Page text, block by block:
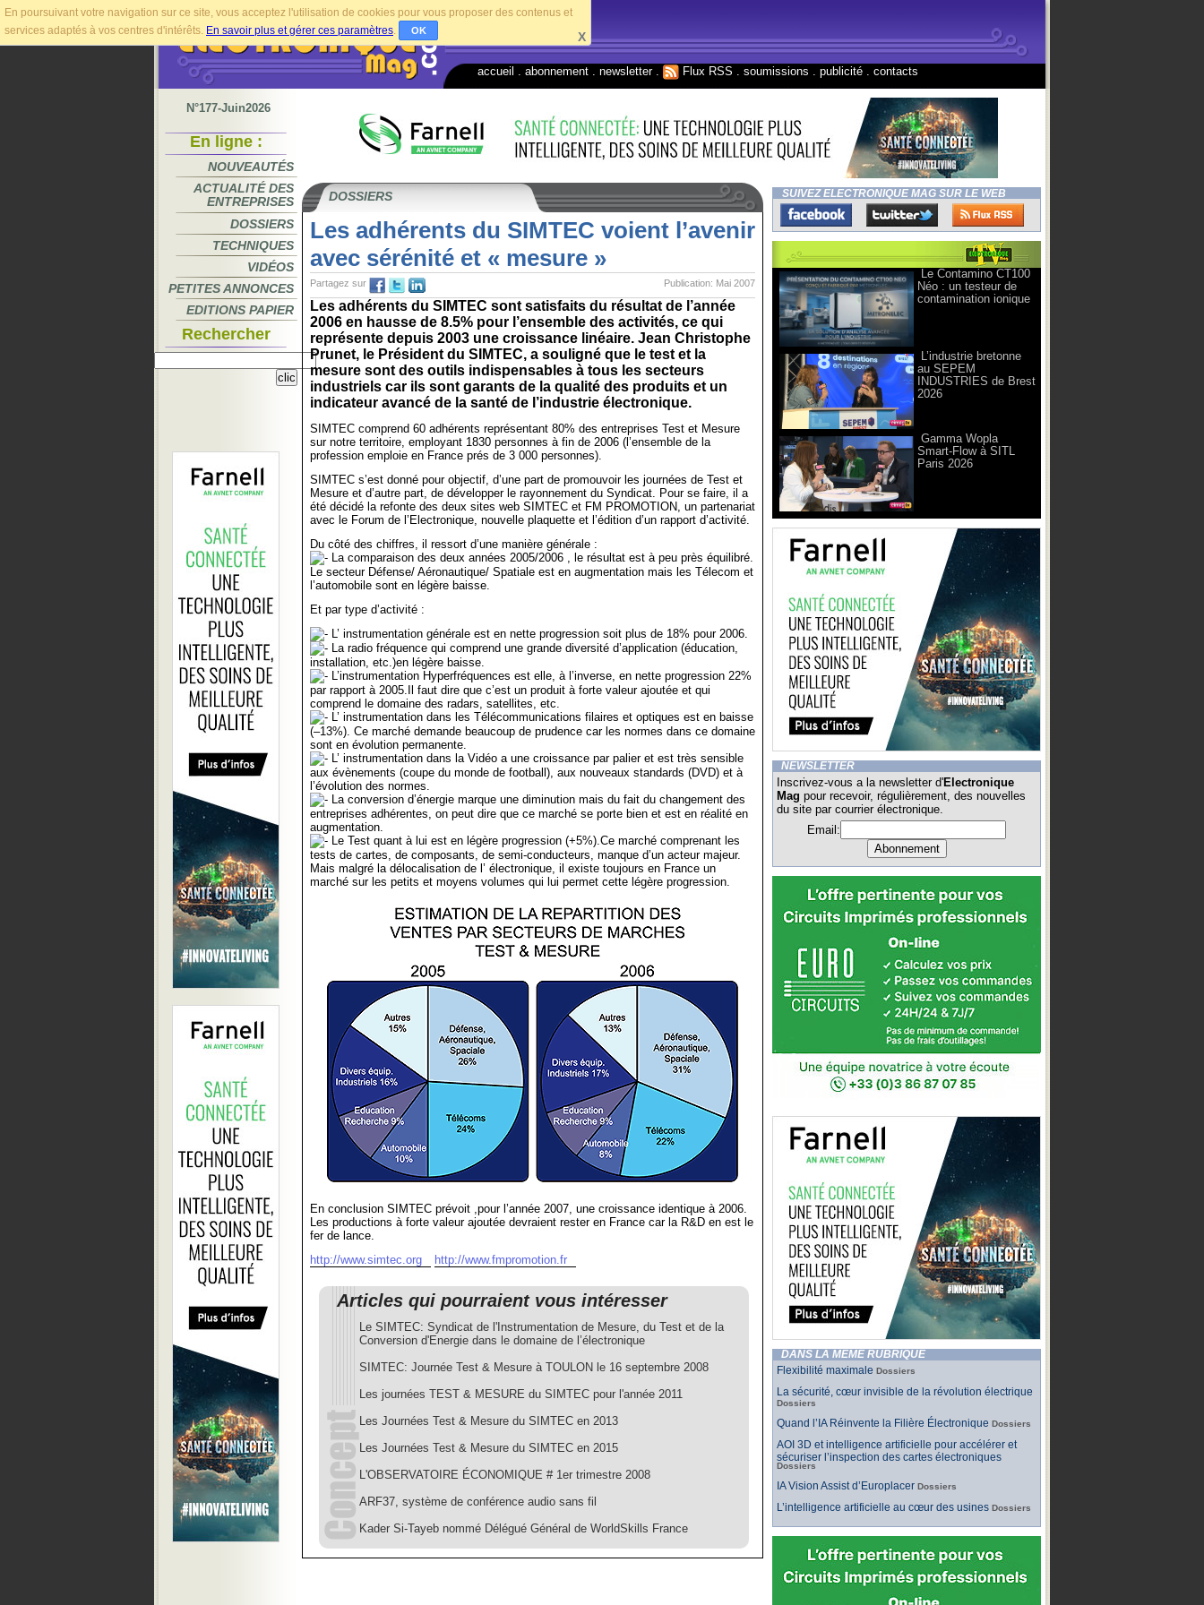
En poursuivant votre navigation sur ce site, vous acceptez l'utilisation de cookies pour vous proposer des contenus et
services adaptés à vos centres d'intérêts. En savoir plus et gérer ces paramètres. OK X
accueil abonnement newsletter. Flux RSS soumissions publicité contacts
N°177-Juin2026
En ligne :
NOUVEAUTÉS
ACTUALITÉ DES
ENTREPRISES
DOSSIERS
TECHNIQUES
VIDÉOS
PETITES ANNONCES
EDITIONS PAPIER
Rechercher
DOSSIERS
Les adhérents du SIMTEC voient l’avenir
avec sérénité et « mesure »
Publication: Mai 2007
Partagez sur
Les adhérents du SIMTEC sont satisfaits du résultat de l’année
2006 en hausse de 8.5% pour l’ensemble des activités, ce qui
représente depuis 2003 une croissance linéaire. Jean Christophe
Prunet, le Président du SIMTEC, a souligné que le test et la
mesure sont des outils indispensables à tous les secteurs
industriels car ils sont garants de la qualité des produits et un
indicateur avancé de la santé de l’industrie électronique.
SIMTEC comprend 60 adhérents représentant 80% des entreprises Test et Mesure
sur notre territoire, employant 1830 personnes à fin de 2006 (l’ensemble de la
profession emploie en France prés de 3 000 personnes).
SIMTEC s’est donné pour objectif, d’une part de promouvoir les journées de Test et
Mesure et d’autre part, de développer le rayonnement du Syndicat. Pour se faire, il a
été décidé la refonte des deux sites web SIMTEC et FM PROMOTION, un partenariat
avec le Forum de l’Electronique, nouvelle plaquette et l’édition d’un rapport d’activité.
Du côté des chiffres, il ressort d’une manière générale :
La comparaison des deux années 2005/2006 , le résultat est à peu près équilibré.
Le secteur Défense/ Aéronautique/ Spatiale est en augmentation mais les Télecom et
l’automobile sont en légère baisse.
Et par type d’activité :
L’ instrumentation générale est en nette progression soit plus de 18% pour 2006.
La radio fréquence qui comprend une grande diversité d’application (éducation,
installation, etc.)en légère baisse.
L’instrumentation Hyperfréquences est elle, à l’inverse, en nette progression 22%
par rapport à 2005.Il faut dire que c’est un produit à forte valeur ajoutée et qui
comprend le domaine des radars, satellites, etc.
L’ instrumentation dans les Télécommunications filaires et optiques est en baisse
(–13%). Ce marché demande beaucoup de prudence car les normes dans ce domaine
sont en évolution permanente.
L’ instrumentation dans la Vidéo a une croissance par palier et est très sensible
aux évènements (coupe du monde de football), aux nouveaux standards (DVD) et à
l’évolution des normes.
La conversion d’énergie marque une diminution mais du fait du changement des
entreprises adhérentes, on peut dire que ce marché se porte bien et est en réalité en
augmentation.
Le Test quant à lui est en légère progression (+5%).Ce marché comprenant les
tests de cartes, de composants, de semi-conducteurs, manque d’un acteur majeur.
Mais malgré la délocalisation de l’ électronique, il existe toujours en France un
marché sur les petits et moyens volumes qui lui permet cette légère progression.
En conclusion SIMTEC prévoit ,pour l’année 2007, une croissance identique à 2006.
Les productions à forte valeur ajoutée devraient rester en France car la R&D en est le
fer de lance.
http://www.simtec.org
http://www.fmpromotion.fr
Articles qui pourraient vous intéresser
Le SIMTEC: Syndicat de l'Instrumentation de Mesure, du Test et de la
Conversion d'Energie dans le domaine de l’électronique
SIMTEC: Journée Test & Mesure à TOULON le 16 septembre 2008
Les journées TEST & MESURE du SIMTEC pour l'année 2011
Les Journées Test & Mesure du SIMTEC en 2013
Les Journées Test & Mesure du SIMTEC en 2015
L'OBSERVATOIRE ÉCONOMIQUE # 1er trimestre 2008
ARF37, système de conférence audio sans fil
Kader Si-Tayeb nommé Délégué Général de WorldSkills France
SUIVEZ ELECTRONIQUE MAG SUR LE WEB
Le Contamino CT100
Néo : un testeur de
contamination ionique
L’industrie bretonne
au SEPEM
INDUSTRIES de Brest
2026
Gamma Wopla
Smart-Flow à SITL
Paris 2026
NEWSLETTER
Inscrivez-vous a la newsletter d'Electronique
Mag pour recevoir, régulièrement, des nouvelles
du site par courrier électronique.
Email:
DANS LA MÊME RUBRIQUE
Flexibilité maximale Dossiers
La sécurité, cœur invisible de la révolution électrique
Dossiers
Quand l’IA Réinvente la Filière Électronique Dossiers
AOI 3D et intelligence artificielle pour accélérer et
sécuriser l’inspection des cartes électroniques
Dossiers
IA Vision Assist d’Europlacer Dossiers
L’intelligence artificielle au cœur des usines Dossiers